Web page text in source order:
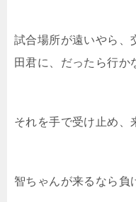
試合場所が遠いやら、
田君に、だったら行か
それを手で受け止め、
智ちゃんが来るなら負